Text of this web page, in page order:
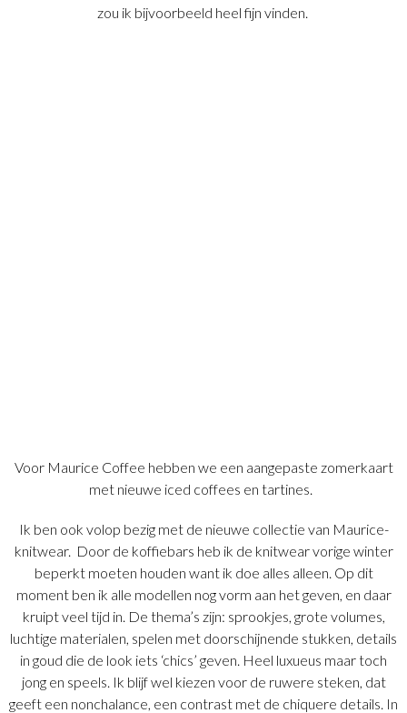
zou ik bijvoorbeeld heel fijn vinden.
Voor Maurice Coffee hebben we een aangepaste zomerkaart
met nieuwe iced coffees en tartines.
Ik ben ook volop bezig met de nieuwe collectie van Maurice-
knitwear. Door de koffiebars heb ik de knitwear vorige winter
beperkt moeten houden want ik doe alles alleen. Op dit
moment ben ik alle modellen nog vorm aan het geven, en daar
kruipt veel tijd in. De thema’s zijn: sprookjes, grote volumes,
luchtige materialen, spelen met doorschijnende stukken, details
in goud die de look iets ‘chics’ geven. Heel luxueus maar toch
jong en speels. Ik blijfwel kiezen voor de ruwere steken, dat
geeft een nonchalance, een contrast met de chiquere details. In